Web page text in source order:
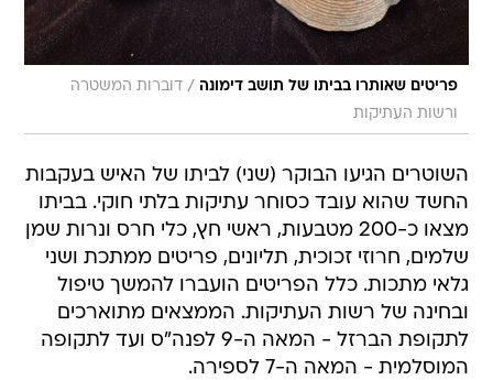
פריטים שאותרו בביתו של תושב דימונה / דוברות המשטרה
ורשות העתיקות
השוטרים הגיעו הבוקר (שני) לביתו של האיש בעקבות
החשד שהוא עובד כסוחר עתיקות בלתי חוקי. בביתו
מצאו כ-200 מטבעות, ראשי חץ, כלי חרס ונרות שמן
שלמים, חרוזי זכוכית, תליונים, פריטים ממתכת ושני
גלאי מתכות. כלל הפריטים הועברו להמשך טיפול
ובחינה של רשות העתיקות. הממצאים מתוארכים
לתקופת הברזל - המאה ה-9 לפנה"ס ועד לתקופה
המוסלמית - המאה ה-7 לספירה.